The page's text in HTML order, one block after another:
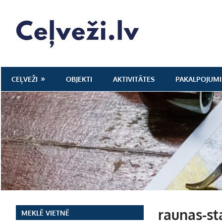
content
CEĻVEŽI OBJEKTI AKTIVITĀTES PAKALPOJUMI
raunas-
MEKLĒ VIETNĒ